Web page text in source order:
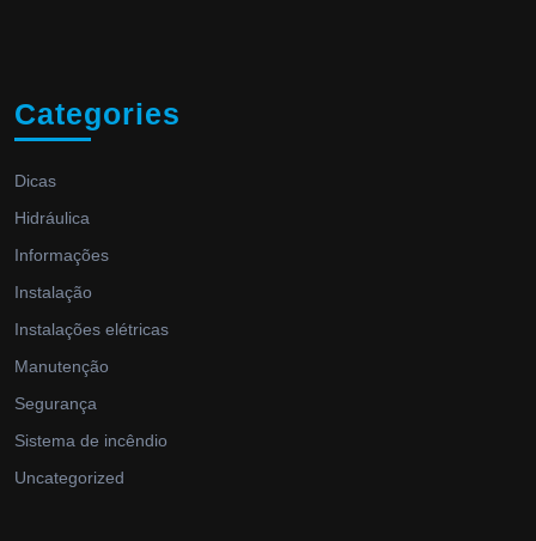
Categories
Dicas
Hidráulica
Informações
Instalação
Instalações elétricas
Manutenção
Segurança
Sistema de incêndio
Uncategorized